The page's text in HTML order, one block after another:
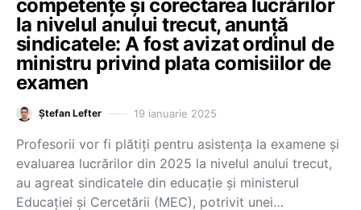
competențe și corectarea lucrărilor
la nivelul anului trecut, anunță
sindicatele: A fost avizat ordinul de
ministru privind plata comisiilor de
examen
Ștefan Lefter 19 ianuarie 2025
Profesorii vor fi plătiți pentru asistența la examene și
evaluarea lucrărilor din 2025 la nivelul anului trecut,
au agreat sindicatele din educație și ministerul
Educației și Cercetării (MEC), potrivit unei…